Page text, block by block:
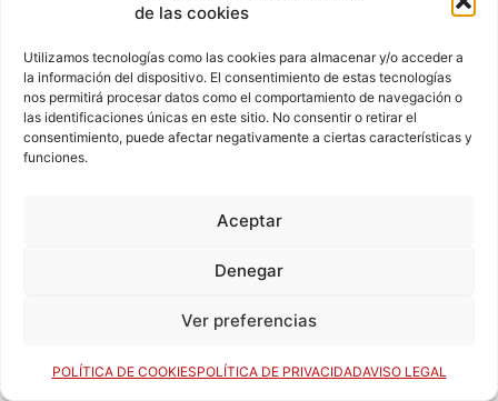
de las cookies
Utilizamos tecnologías como las cookies para almacenar y/o acceder a
la información del dispositivo. El consentimiento de estas tecnologías
nos permitirá procesar datos como el comportamiento de navegación o
las identificaciones únicas en este sitio. No consentir o retirar el
consentimiento, puede afectar negativamente a ciertas características y
funciones.
Aceptar
Denegar
Ver preferencias
POLÍTICA DE COOKIESPOLÍTICA DE PRIVACIDADAVISO LEGAL
TEMPORADA 2003-04
TEMPORADA 2003-04